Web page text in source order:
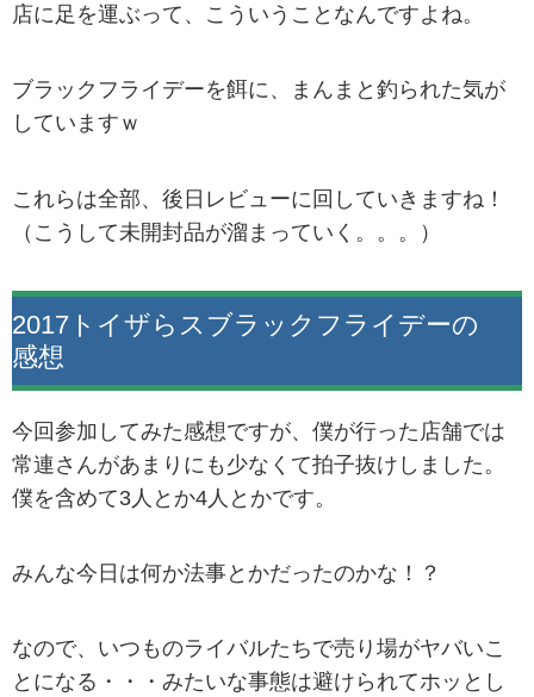
店に足を運ぶって、こういうことなんですよね。
ブラックフライデーを餌に、まんまと釣られた気が
していますｗ
これらは全部、後日レビューに回していきますね！
（こうして未開封品が溜まっていく。。。）
2017トイザらスブラックフライデーの
感想
今回参加してみた感想ですが、僕が行った店舗では
常連さんがあまりにも少なくて拍子抜けしました。
僕を含めて3人とか4人とかです。
みんな今日は何か法事とかだったのかな！？
なので、いつものライバルたちで売り場がヤバいこ
とになる・・・みたいな事態は避けられてホッとし